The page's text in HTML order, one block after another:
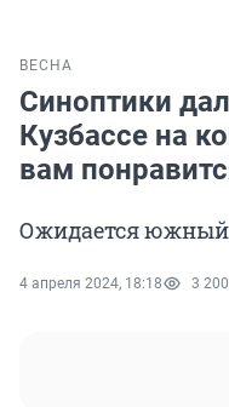
ВЕСНА
Синоптики
Кузбассе на
вам
Ожидается южный
4 апреля 2024, 18:18 3 200